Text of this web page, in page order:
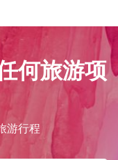
何旅游项
游行程